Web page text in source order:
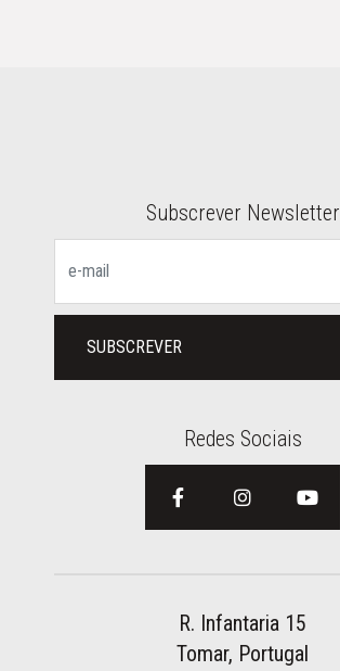
Subscrever Newsletter
SUBSCREVER
Redes Sociais
R. Infantaria 15
Tomar, Portugal